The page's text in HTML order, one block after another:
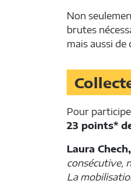
Non
brutes
mais aussi de
Pour
23 points*
Laura Chech,
consécutive,
La